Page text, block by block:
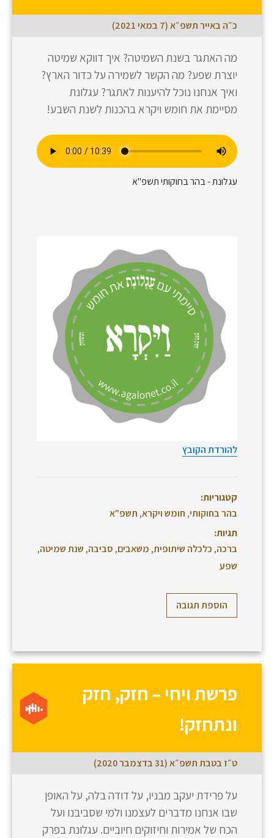
כ״ה באייר תשפ״א (7 במאי 2021)
מה האתגר בשנת השמיטה? איך דווקא שמיטה
יוצרת שפע? מה הקשר לשמירה על כדור הארץ?
ואיך אנחנו נוכל להיענות לאתגר? עגלונת
מסיימת את חומש ויקרא בהכנות לשנת השבע!
עגלונת - בהר בחוקותי תשפ"א
להורדת הקובץ
קטגוריות:
בהר בחוקותי, חומש ויקרא, תשפ"א
תגיות:
ברכה, כלכלה שיתופית, משאבים, סביבה, שנת שמיטה,
שפע
הוספת תגובה
פרשת ויחי – חזק, חזק
ונתחזק!
ט״ז בטבת תשפ״א (31 בדצמבר 2020)
על פרידת יעקב מבניו, על דודה בלה, על האופן
שבו אנחנו מדברים לעצמנו ולמי שסביבנו ועל
הכח של אמירות וחיזוקים חיוביים. עגלונת בפרק